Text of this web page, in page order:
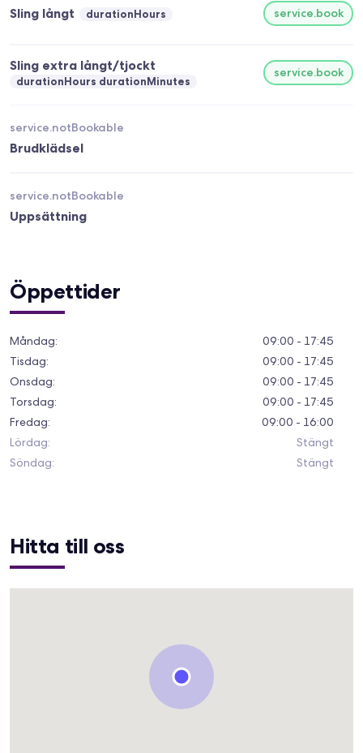
Sling långt durationHours service.book
Sling extra långt/tjockt
durationHours durationMinutes
service.book
Brudklädsel
service.notBookable
Uppsättning
service.notBookable
Öppettider
Måndag:
09:00 - 17:45
Tisdag:
09:00 - 17:45
Onsdag:
09:00 - 17:45
Torsdag:
09:00 - 17:45
Fredag:
09:00 - 16:00
Lördag:
Stängt
Söndag: Stängt
Hitta till oss